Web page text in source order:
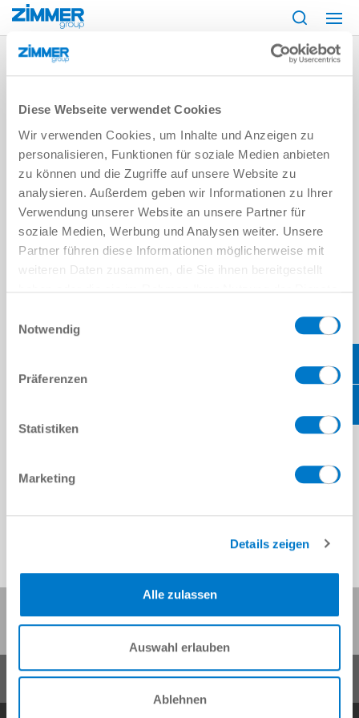
Diese Webseite verwendet Cookies
Wir verwenden Cookies, um Inhalte und Anzeigen zu
personalisieren, Funktionen für soziale Medien anbieten
zu können und die Zugriffe auf unsere Website zu
analysieren. Außerdem geben wir Informationen zu Ihrer
Verwendung unserer Website an unsere Partner für
soziale Medien, Werbung und Analysen weiter. Unsere
Partner führen diese Informationen möglicherweise mit
weiteren Daten zusammen, die Sie ihnen bereitgestellt
Notwendig
Präferenzen
Statistiken
Marketing
Details zeigen
Alle zulassen
Auswahl erlauben
Ablehnen
Start AGB
ALLGEMEINE GESCHÄFTSBEDINGUNGEN
mehr erfahren
ALLGEMEINE LIEFERBEDINGUNGEN DES
ALLGEMEINEN SYSTEMGESCHÄFTS
mehr erfahren
ALLGEMEINE MONTAGEBEDINGUNGEN
mehr erfahren